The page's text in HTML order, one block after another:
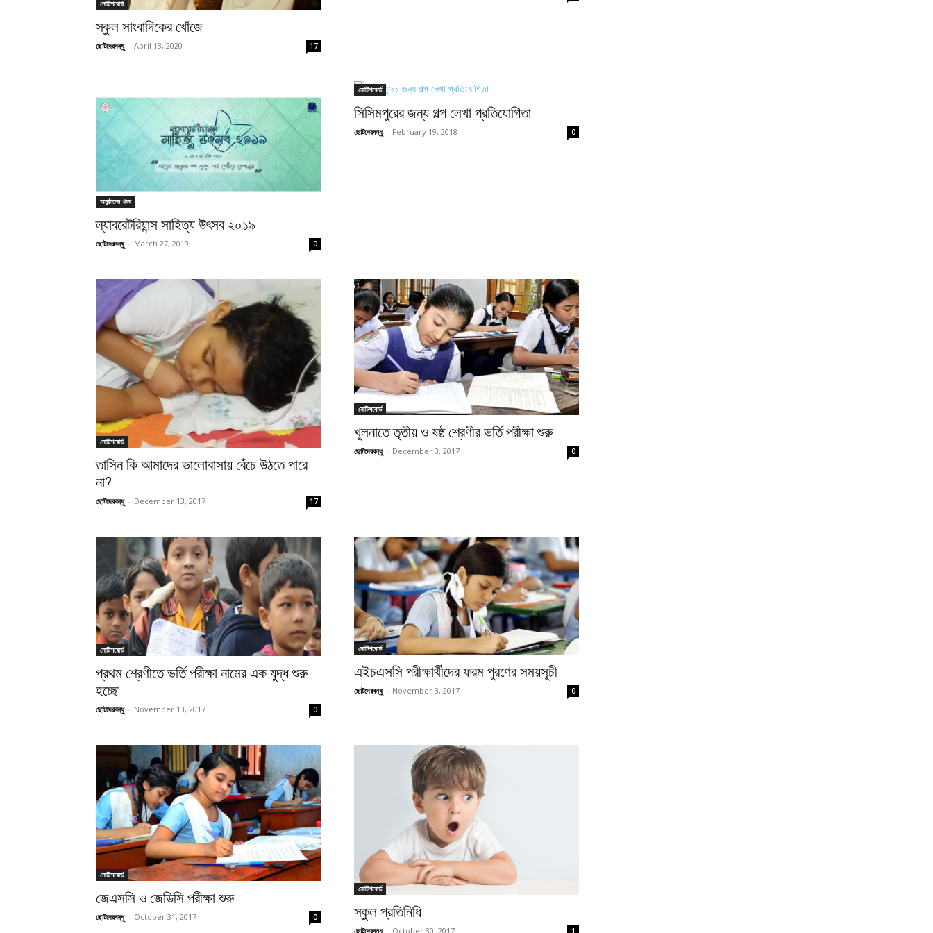
নোটিশবোর্ড
স্কুল সাংবাদিকের খোঁজে
ছোটদেরবন্ধু - April 13, 2020 17
অনুষ্ঠানের খবর
ল্যাবরেটরিয়ান্স সাহিত্য উৎসব ২০১৯
ছোটদেরবন্ধু - March 27, 2019 0
নোটিশবোর্ড
সিসিমপুরের জন্য গল্প লেখা প্রতিযোগিতা
ছোটদেরবন্ধু - February 19, 2018 0
নোটিশবোর্ড
তাসিন কি আমাদের ভালোবাসায় বেঁচে উঠতে পারে
না?
ছোটদেরবন্ধু - December 13, 2017 17
নোটিশবোর্ড
খুলনাতে তৃতীয় ও ষষ্ঠ শ্রেণীর ভর্তি পরীক্ষা শুরু
ছোটদেরবন্ধু - December 3, 2017 0
নোটিশবোর্ড
প্রথম শ্রেণীতে ভর্তি পরীক্ষা নামের এক যুদ্ধ শুরু
হচ্ছে
ছোটদেরবন্ধু - November 13, 2017 0
নোটিশবোর্ড
এইচএসসি পরীক্ষার্থীদের ফরম পুরণের সময়সূচী
ছোটদেরবন্ধু - November 3, 2017 0
নোটিশবোর্ড
জেএসসি ও জেডিসি পরীক্ষা শুরু
ছোটদেরবন্ধু - October 31, 2017 0
নোটিশবোর্ড
স্কুল প্রতিনিধি
ছোটদেরবন্ধু - October 30, 2017 1